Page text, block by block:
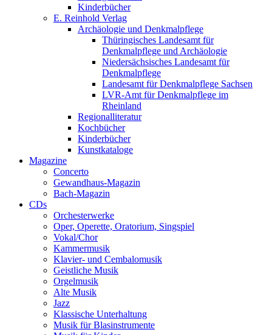
Kinderbücher
E. Reinhold Verlag
Archäologie und Denkmalpflege
Thüringisches Landesamt für
Denkmalpflege und Archäologie
Niedersächsisches Landesamt für
Denkmalpflege
Landesamt für Denkmalpflege Sachsen
LVR-Amt für Denkmalpflege im
Rheinland
Regionalliteratur
Kochbücher
Kinderbücher
Kunstkataloge
Magazine
Concerto
Gewandhaus-Magazin
Bach-Magazin
CDs
Orchesterwerke
Oper, Operette, Oratorium, Singspiel
Vokal/Chor
Kammermusik
Klavier- und Cembalomusik
Geistliche Musik
Orgelmusik
Alte Musik
Jazz
Klassische Unterhaltung
Musik für Blasinstrumente